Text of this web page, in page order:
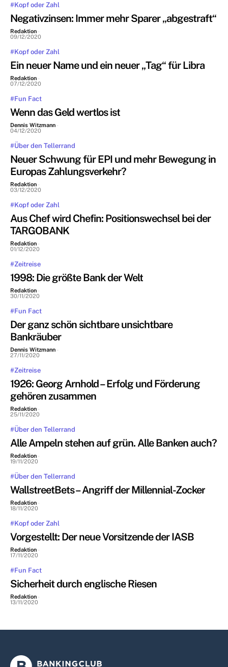
#Kopf oder Zahl
Negativzinsen: Immer mehr Sparer „abgestraft“
Redaktion -
09/12/2020
#Kopf oder Zahl
Ein neuer Name und ein neuer „Tag“ für Libra
Redaktion -
07/12/2020
#Fun Fact
Wenn das Geld wertlos ist
Dennis Witzmann -
04/12/2020
#Über den Tellerrand
Neuer Schwung für EPI und mehr Bewegung in
Europas Zahlungsverkehr?
Redaktion -
03/12/2020
#Kopf oder Zahl
Aus Chef wird Chefin: Positionswechsel bei der
TARGOBANK
Redaktion -
01/12/2020
#Zeitreise
1998: Die größte Bank der Welt
Redaktion -
30/11/2020
#Fun Fact
Der ganz schön sichtbare unsichtbare
Bankräuber
Dennis Witzmann -
27/11/2020
#Zeitreise
1926: Georg Arnhold – Erfolg und Förderung
gehören zusammen
Redaktion -
25/11/2020
#Über den Tellerrand
Alle Ampeln stehen auf grün. Alle Banken auch?
Redaktion -
19/11/2020
#Über den Tellerrand
WallstreetBets – Angriff der Millennial-Zocker
Redaktion -
18/11/2020
#Kopf oder Zahl
Vorgestellt: Der neue Vorsitzende der IASB
Redaktion -
17/11/2020
#Fun Fact
Sicherheit durch englische Riesen
Redaktion -
13/11/2020